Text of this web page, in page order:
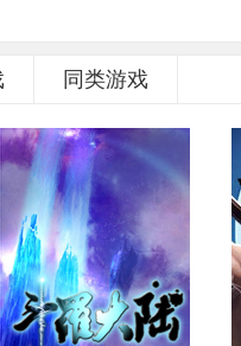
同类游戏